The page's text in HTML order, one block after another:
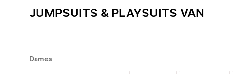
JUMPSUITS & PLAYSUITS VAN
Dames